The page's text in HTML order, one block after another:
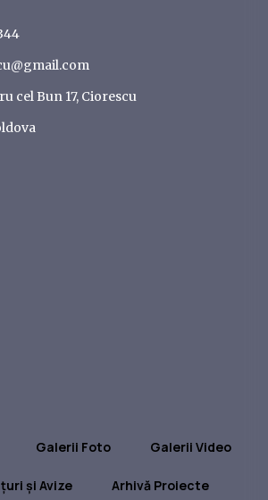
cel Bun 17, Ciorescu
Galerii Foto Galerii Video
și Avize Arhivă Proiecte